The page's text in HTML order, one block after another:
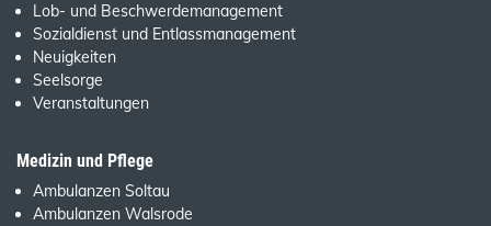
Lob- und Beschwerdemanagement
Sozialdienst und Entlassmanagement
Neuigkeiten
Seelsorge
Veranstaltungen
Medizin und Pflege
Ambulanzen Soltau
Ambulanzen Walsrode